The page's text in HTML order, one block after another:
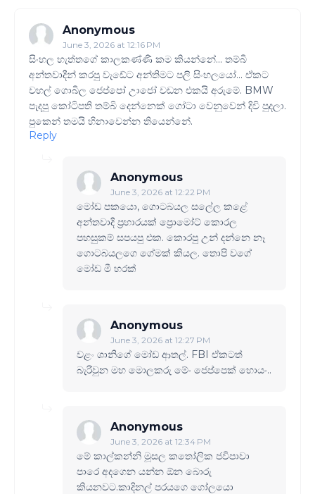
Anonymous
June 3, 2026 at 12:16 PM
සිංහල හැත්ත‌ගේ කාලකණ්ණි කම කියන්න‍‍ේ... තම්බි
අන්තවාදීන් කරපු වැ‌ඩේට අන්තිමට පලි සිංහලයෝ‍‍‍... ඒකට
වහල් ගොබිල ජෙප්පෝ උාජෝ වඩන එකයි අරුමේ. BMW
පැදපු කෝටිපති තම්බි දෙන්නෙක් ගෝටා වෙනුවෙන් දිවි පුදලා‍‍.
පුකෙන් තමයි හිනාවෙන්න තියෙන්නේ.
Reply
Anonymous
June 3, 2026 at 12:22 PM
මෝඩ පකයො, ගොටබයල සලේල කළේ
අන්තවාදී ප්‍රහාරයක් ප්‍රොමෝට් කොරල
පහසුකම් සපයපු එක. කොරපු උන් දන්නෙ නෑ
ගොටබයලගෙ ගේමක් කියල. තොපි වගේ
මෝඩ මී හරක්
Anonymous
June 3, 2026 at 12:27 PM
වළං ශානිගේ මෝඩ ආතල්‍‍. FBI ඒකටත්
බැරිවුන මහ මොලකරු මේං ජෙප්පෙක් හොයං..
Anonymous
June 3, 2026 at 12:34 PM
මේ කාල්කන්නි මූසල කතෝලික ජවිපාවා
පාරෙ අදගෙන යන්න ඕන බොරු
කියනවට.කාදිනල් පරයගෙ ගෝලයො